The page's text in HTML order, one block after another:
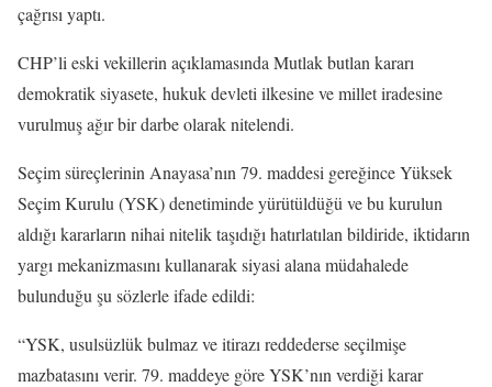
çağrısı yaptı.
CHP’li eski vekillerin açıklamasında Mutlak butlan kararı
demokratik siyasete, hukuk devleti ilkesine ve millet iradesine
vurulmuş ağır bir darbe olarak nitelendi.
Seçim süreçlerinin Anayasa’nın 79. maddesi gereğince Yüksek
Seçim Kurulu (YSK) denetiminde yürütüldüğü ve bu kurulun
aldığı kararların nihai nitelik taşıdığı hatırlatılan bildiride, iktidarın
yargı mekanizmasını kullanarak siyasi alana müdahalede
bulunduğu şu sözlerle ifade edildi:
“YSK, usulsüzlük bulmaz ve itirazı reddederse seçilmişe
mazbatasını verir. 79. maddeye göre YSK’nın verdiği karar